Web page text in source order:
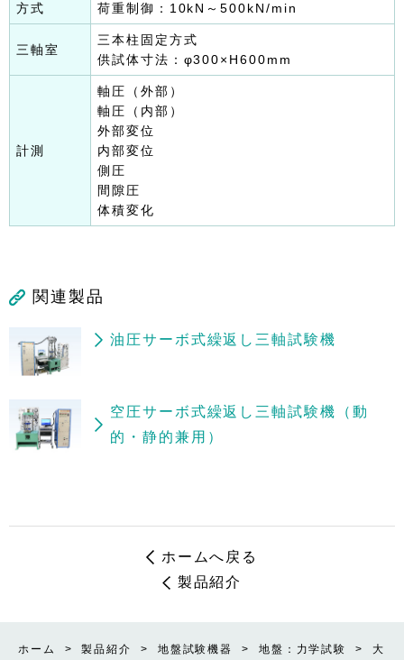
方式
荷重制御：10kN～500kN/min
三軸室
三本柱固定方式
供試体寸法：φ300×H600mm
計測
軸圧（外部）
軸圧（内部）
外部変位
内部変位
側圧
間隙圧
体積変化
関連製品
油圧サーボ式繰返し三軸試験機
空圧サーボ式繰返し三軸試験機（動
的・静的兼用）
製品紹介
ホームへ戻る
ホーム >製品紹介 > 地盤試験機器 > 地盤：力学試験 > 大